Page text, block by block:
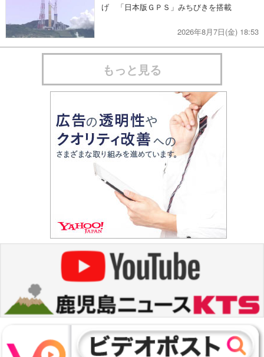
げ 「日本版ＧＰＳ」みちびきを搭載
2026年8月7日(金) 18:53
もっと見る